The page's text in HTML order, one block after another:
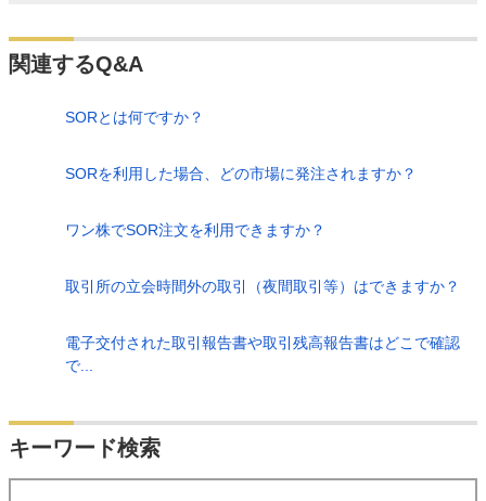
関連するQ&A
SORとは何ですか？
SORを利用した場合、どの市場に発注されますか？
ワン株でSOR注文を利用できますか？
取引所の立会時間外の取引（夜間取引等）はできますか？
電子交付された取引報告書や取引残高報告書はどこで確認
で...
キーワード検索